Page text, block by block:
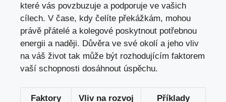
které vás povzbuzuje a podporuje ve vašich
cílech. V čase, kdy čelíte překážkám, mohou
právě přátelé a kolegové poskytnout potřebnou
energii a naději. Důvěra ve své okolí a jeho vliv
na váš život tak může být rozhodujícím faktorem
vaší schopnosti dosáhnout úspěchu.
Faktory Vliv na rozvoj Příklady